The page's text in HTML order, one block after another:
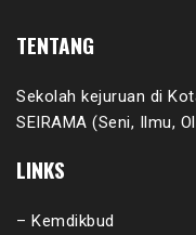
TENTANG
Sekolah kejuruan di
SEIRAMA (Seni, Ilmu,
LINKS
– Kemdikbud